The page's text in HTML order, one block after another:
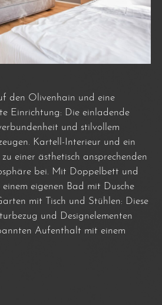
den Olivenhain und eine
Einrichtung: Die einladende
und stilvollem
Kartell-Interieur und ein
einer ästhetisch ansprechenden
bei. Mit Doppelbett und
eigenen Bad mit Dusche
mit Tisch und Stühlen: Diese
und Designelementen
Aufenthalt mit einem